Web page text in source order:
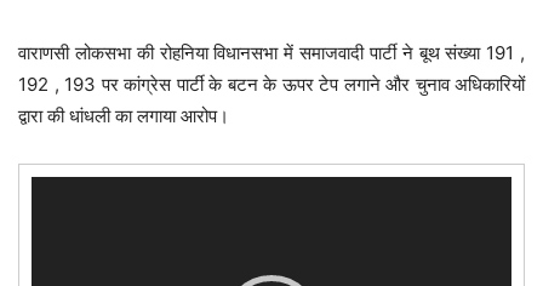
वाराणसी लोकसभा की रोहनिया विधानसभा में समाजवादी पार्टी ने बूथ संख्या 191 ,
192 , 193 पर कांग्रेस पार्टी के बटन के ऊपर टेप लगाने और चुनाव अधिकारियों
द्वारा की धांधली का लगाया आरोप।